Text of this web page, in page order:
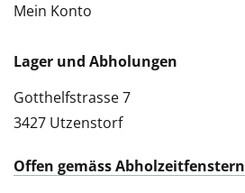
Mein Konto
Lager und Abholungen
Gotthelfstrasse 7
3427 Utzenstorf
Offen gemäss Abholzeitfenstern